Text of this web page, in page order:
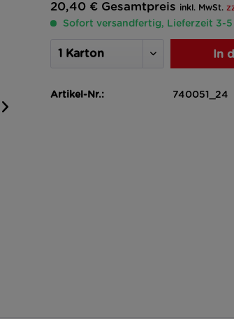
20,40 € Gesamtpreis inkl. MwSt.
Sofort versandfertig, Lieferzeit 3-5
In
Artikel-Nr.: 740051_24